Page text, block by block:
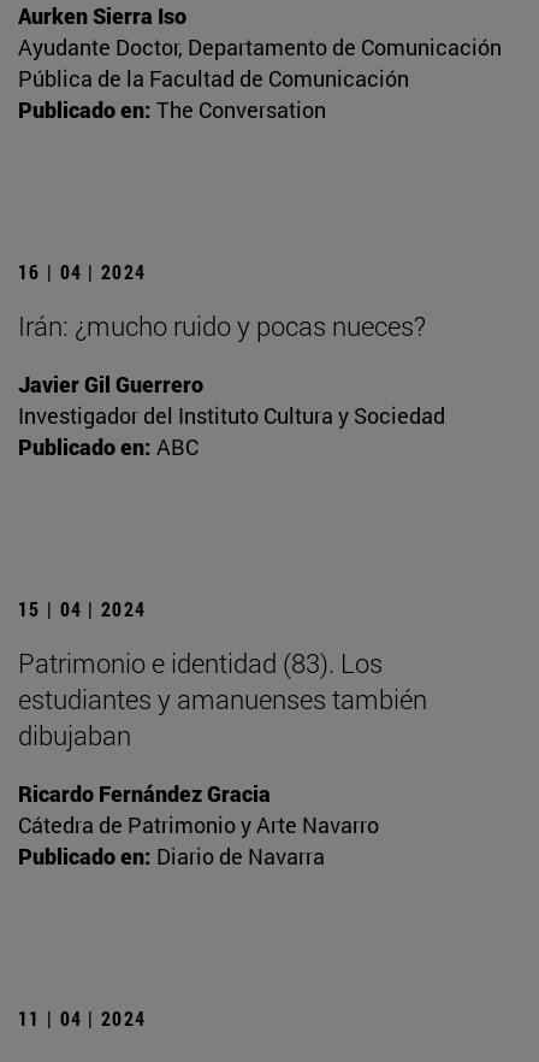
Aurken Sierra Iso
Ayudante Doctor, Departamento de Comunicación
Pública de la Facultad de Comunicación
Publicado en: The Conversation
16 | 04 | 2024
Irán: ¿mucho ruido y pocas nueces?
Javier Gil Guerrero
Investigador del Instituto Cultura y Sociedad
Publicado en: ABC
15 | 04 | 2024
Patrimonio e identidad (83). Los
estudiantes y amanuenses también
dibujaban
Ricardo Fernández Gracia
Cátedra de Patrimonio y Arte Navarro
Publicado en: Diario de Navarra
11 | 04 | 2024